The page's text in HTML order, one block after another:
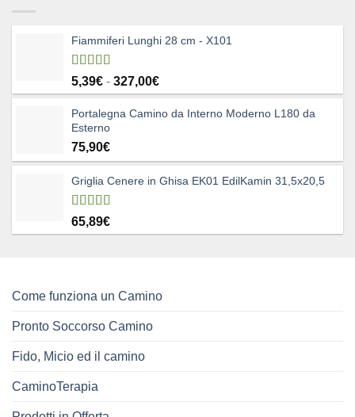
Fiammiferi Lunghi 28 cm - X101
Valutato
5.00su 5
5,39€ - 327,00€Fascia
di
prezzo:
a
327,00€
Portalegna Camino da Interno Moderno L180 da
Esterno
75,90€
Griglia Cenere in Ghisa EK01 EdilKamin 31,5x20,5
Valutato
4.83su 5
65,89€
Come funziona un Camino
Pronto Soccorso Camino
Fido, Micio ed il camino
CaminoTerapia